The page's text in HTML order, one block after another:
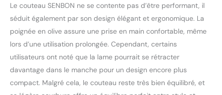
Le couteau SENBON ne se contente pas d’être performant, il
séduit également par son design élégant et ergonomique. La
poignée en olive assure une prise en main confortable, même
lors d’une utilisation prolongée. Cependant, certains
utilisateurs ont noté que la lame pourrait se rétracter
davantage dans le manche pour un design encore plus
compact. Malgré cela, le couteau reste très bien équilibré, et